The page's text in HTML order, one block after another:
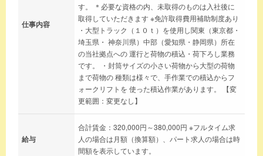
仕事内容
す。 ＊必要な資格の内、未取得のものは入社後に
取得していただきます ※免許取得費用補助制度あり
・大型トラック（１０ｔ）を使用し関東（東京都・
埼玉県・ 神奈川県）中部（愛知県・静岡県）所在
の当社拠点への 運行と荷物の積込・荷下ろし業務
です。 ・封筒サイズの小さい荷物から大型の荷物
まで荷物の 種類は様々で、手作業での積込からフ
ォークリフトを 使った積込作業があります。 【変
更範囲：変更なし】
給与
合計賃金：320,000円～380,000円 ※フルタイム求
人の場合は月額（換算額）、パート求人の場合は時
間額を表示しています。